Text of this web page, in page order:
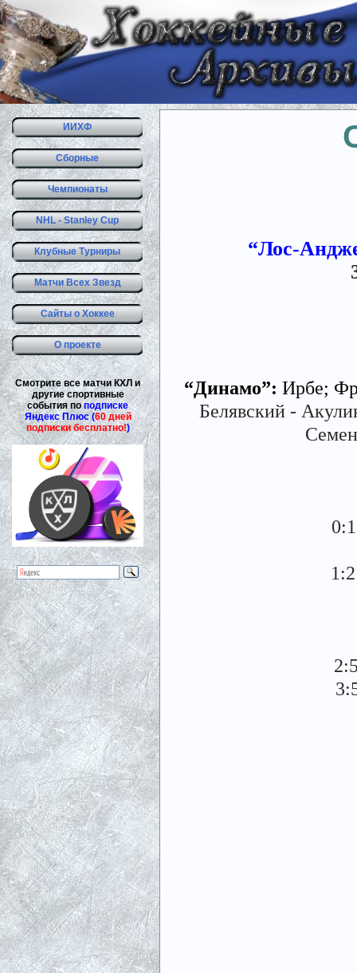
ИИХФ
Сборные
Чемпионаты
NHL - Stanley Cup
Клубные Турниры
Матчи Всех Звезд
Сайты о Хоккее
О проекте
Смотрите все матчи КХЛ и
другие спортивные
события поподписке
Яндекс Плюс (60 дней
подписки бесплатно!)
“Лос-
“Динамо”: Ирбе;
Белявский -